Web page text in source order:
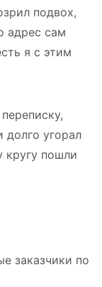
подвох,
адрес сам
я с этим
долго угорал
кругу пошли
заказчики по